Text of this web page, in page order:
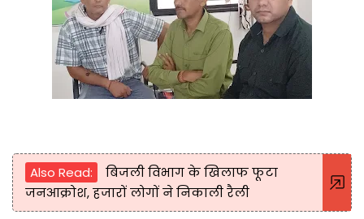
Also Read:
बिजली विभाग के खिलाफ फूटा
जनआक्रोश, हजारों लोगों ने निकाली रैली